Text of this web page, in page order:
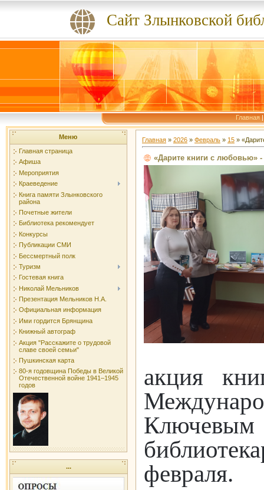
Сайт Злынковской
Главная
Меню
Главная страница
Афиша
Мероприятия
Краеведение
Книга памяти Злынковского
района
Почетные жители
Библиотека рекомендует
Конкурсы
Публикации СМИ
Бессмертный полк
Туризм
Гостевая книга
Николай Мельников
Презентация Мельников Н.А.
Официальная информация
Ими гордится Брянщина
Книжный автограф
Акция "Расскажите о трудовой
славе своей семьи"
Пушкинская карта
80-я годовщина Победы в Великой
Отечественной войне 1941–1945
годов
...
Главная » 2026 » Февраль » 15 »
«Дарите книги с любовью»
акция
Ключевым
февраля.